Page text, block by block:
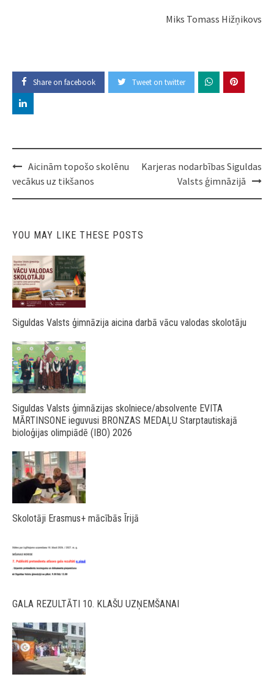
Miks Tomass Hižņikovs
Share on facebook Tweet on twitter
Post
navigation
Aicinām topošo skolēnu
vecākus uz tikšanos
Karjeras nodarbības Siguldas
Valsts ģimnāzijā
YOU MAY LIKE THESE POSTS
Siguldas Valsts ģimnāzija aicina darbā vācu valodas skolotāju
Siguldas Valsts ģimnāzijas skolniece/absolvente EVITA
MĀRTINSONE ieguvusi BRONZAS MEDAĻU Starptautiskajā
bioloģijas olimpiādē (IBO) 2026
Skolotāji Erasmus+ mācībās Īrijā
GALA REZULTĀTI 10. KLAŠU UZŅEMŠANAI